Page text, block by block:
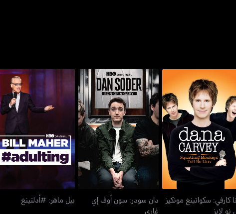
دانا كارفي: سكواتينغ مونكيز
تيل نو لايز
كارفي: سكواتينغ مونكيز
نو لايز
دان سودر: سون أوف إي
غاري
دان سودر: سون أوف إي
غاري
بيل ماهر: #أدلتينغ
بيل ماهر: #أدلتينغ